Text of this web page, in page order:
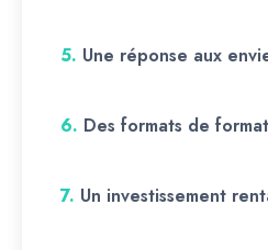
5. Une réponse aux
6. Des formats de
7. Un investissement